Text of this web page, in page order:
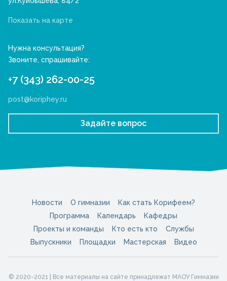
Показать на карте
Нужна консультация?
Звоните, спрашивайте:
+7 (343) 262-00-25
post@koriphey.ru
Задайте вопрос
Новости О гимназии
Как стать Корифеем?
Программа
Календарь
Кафедры
Проекты и команды
Кто есть кто
Службы
Выпускники
Площадки Мастерская Видео
© 2020-2021 | Все материалы на сайте принадлежат МАОУ Гимназии